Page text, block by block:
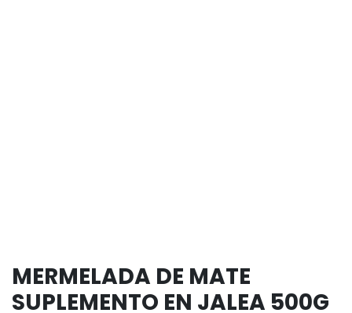
MERMELADA DE MATE
SUPLEMENTO EN JALEA 500G